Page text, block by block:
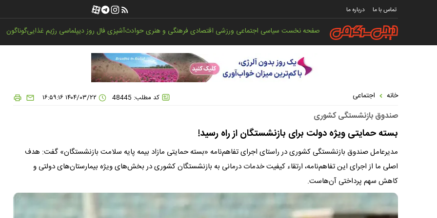
تماس با ما درباره ما
صفحه نخستسیاسی اجتماعی ورزشی اقتصادیفرهنگی و هنریحوادثآشپزیفال روزدیپلماسی رژیم غذاییگوناگون
خانه اجتماعی کد مطلب: 48445
صندوق بازنشستگی کشوری
بسته حمایتی ویژه دولت برای بازنشستگان از راه رسید!
مدیرعامل صندوق بازنشستگی کشوری در راستای اجرای تفاهم‌نامه «بسته حمایتی مازاد بیمه پایه سلامت بازنشستگان» گفت: هدف
اصلی ما از اجرای این تفاهم‌نامه، ارتقاء کیفیت خدمات درمانی به بازنشستگان کشوری در بخش‌های ویژه بیمارستان‌های دولتی و
کاهش سهم پرداختی آن‌هاست.